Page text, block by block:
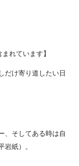
れています】
だけ寄り道したい日
、そしてある時は自
紙）。